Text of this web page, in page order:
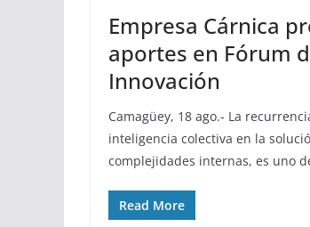
Empresa Cárnica
aportes en Fórum
Innovación
Camagüey, 18 ago.- La
inteligencia colectiva en la
complejidades internas, es uno
Read More